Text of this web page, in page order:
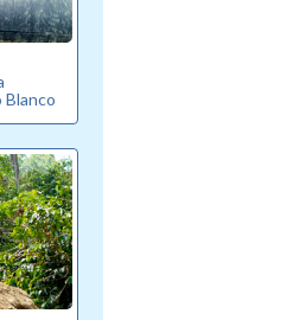
Blanco